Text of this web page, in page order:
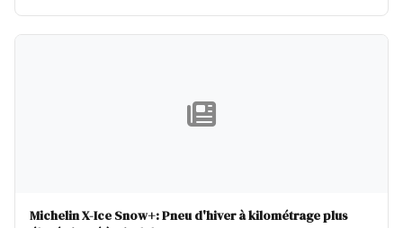
Michelin X-Ice Snow+: Pneu d'hiver à kilométrage plus